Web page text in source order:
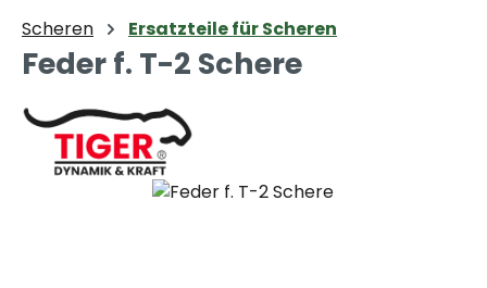
Scheren Ersatzteile für Scheren
Feder f. T-2 Schere
Bildergalerie überspringen